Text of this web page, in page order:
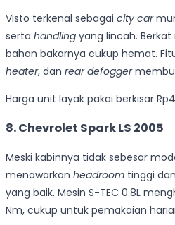
Visto terkenal sebagai city car
serta handling yang lincah. Berkat
bahan bakarnya cukup hemat.
heater, dan rear defogger
Harga unit layak pakai berkisar
8. Chevrolet Spark LS 2005
Meski kabinnya tidak sebesar
menawarkan headroom tinggi
yang baik. Mesin S-TEC 0.8L
Nm, cukup untuk pemakaian